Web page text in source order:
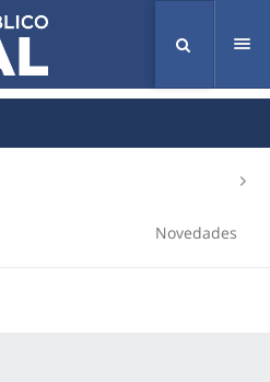
Novedades